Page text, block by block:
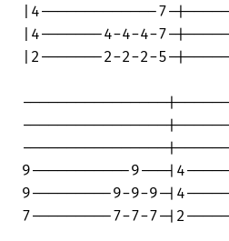
|4-------------7-
|4-------4-4-4-7-
|2-------2-2-2-5-
----------------
----------------
----------------
9-----------9---
9---------9-9-9-
7---------7-7-7-